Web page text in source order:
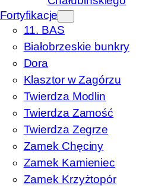
Fortyfikacje
11. BAS
Białobrzeskie bunkry
Dora
Klasztor w Zagórzu
Twierdza Modlin
Twierdza Zamość
Twierdza Zegrze
Zamek Chęciny
Zamek Kamieniec
Zamek Krzyżtopór